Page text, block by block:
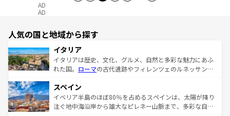
AD
AD
人気の国と地域から探す
イタリア
イタリアは歴史、文化、グルメ、自然と多彩な魅力にあふ
れた国。 ローマの古代遺跡やフィレンツェのルネッサンス
ろん、トスカーナの美しい田園風景やアマルフィ海岸の絶
景など、自然景観も見逃せない。観光の合間には、本場の
ピザやパスタなど、絶品のイタリア料理を堪能することも
スペイン
イベリア半島のほぼ80％を占めるスペインは、太陽が降り
注ぐ地中海沿岸から雄大なピレネー山脈まで、多彩な自然